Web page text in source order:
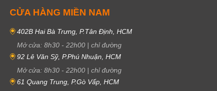
CỬA HÀNG MIỀN NAM
402B Hai Bà Trưng, P.Tân Định, HCM
Mở cửa: 8h30 - 22h00 | chỉ đường
92 Lê Văn Sỹ, P.Phú Nhuận, HCM
Mở cửa: 8h30 - 22h00 | chỉ đường
61 Quang Trung, P.Gò Vấp, HCM